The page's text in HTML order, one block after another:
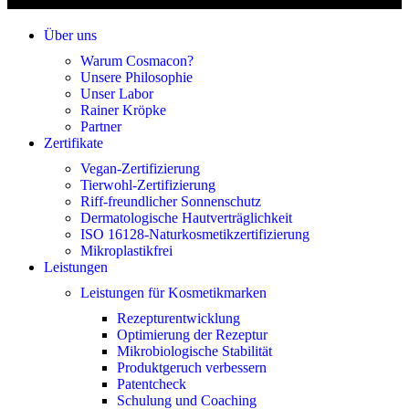
Über uns
Warum Cosmacon?
Unsere Philosophie
Unser Labor
Rainer Kröpke
Partner
Zertifikate
Vegan-Zertifizierung
Tierwohl-Zertifizierung
Riff-freundlicher Sonnenschutz
Dermatologische Hautverträglichkeit
ISO 16128-Naturkosmetikzertifizierung
Mikroplastikfrei
Leistungen
Leistungen für Kosmetikmarken
Rezepturentwicklung
Optimierung der Rezeptur
Mikrobiologische Stabilität
Produktgeruch verbessern
Patentcheck
Schulung und Coaching